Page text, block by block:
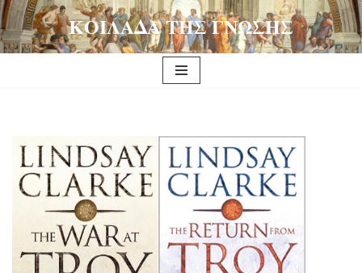
Μεταπηδήστε
ΚΟΙΛΑΔΑ ΤΗΣ ΓΝΩΣΗΣ